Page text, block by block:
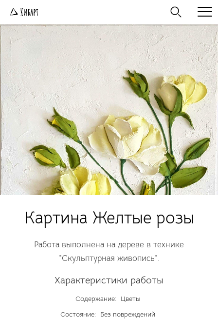
Картина Желтые розы
Работа выполнена на дереве в технике
"Скульптурная живопись".
Характеристики работы
Содержание:
Цветы
Состояние:
Без повреждений